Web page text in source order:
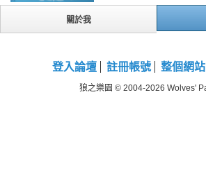
關於我
登入論壇 註冊帳號 整個網站
狼之樂園 © 2004-2026 Wolves'